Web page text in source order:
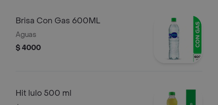
Brisa Con Gas 600ML
Aguas
$ 4000
Hit lulo 500 ml